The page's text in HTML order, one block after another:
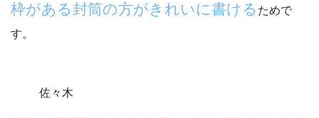
枠がある封筒の方がきれいに書ける ためで
す。
佐々木